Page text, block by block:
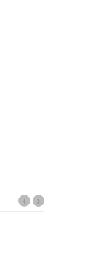
‹ ›